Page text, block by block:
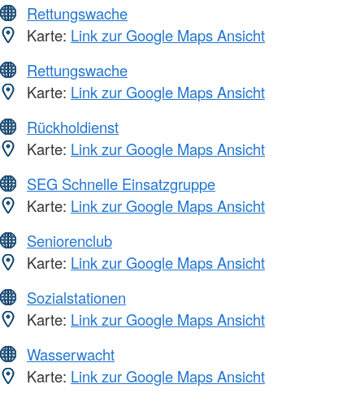
Rettungswache
Karte: Link zur Google Maps Ansicht
Rettungswache
Karte: Link zur Google Maps Ansicht
Rückholdienst
Karte: Link zur Google Maps Ansicht
SEG Schnelle Einsatzgruppe
Karte: Link zur Google Maps Ansicht
Seniorenclub
Karte: Link zur Google Maps Ansicht
Sozialstationen
Karte: Link zur Google Maps Ansicht
Wasserwacht
Karte: Link zur Google Maps Ansicht